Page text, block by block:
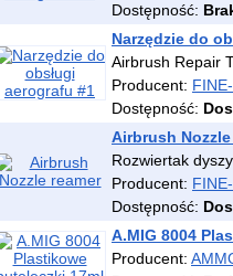
Dostępność:
Narzędzie do
Airbrush Repair
Producent:
Dostępność:
Airbrush Nozzle
Rozwiertak
Producent:
Dostępność:
A.MIG 8004
Producent: